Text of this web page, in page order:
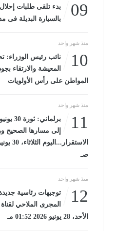
09
بدء تلقى طلبات
بالسيارة البديلة فى مدينة 6
منذ شهر واحد
10
نائب رئيس الوزراء:
المعيشة والارتقاء
المواطن على رأس الأولويات
منذ شهر واحد
11
إلى مسارها الصحيح
صـ
منذ شهر واحد
12
توجيهات رئاسية
المجرى الملاحي
الأحد، 28 يونيو 2026 01:52 مـ